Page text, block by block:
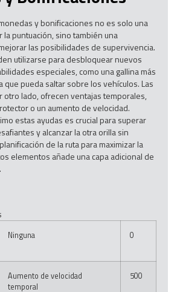
y bonificaciones no es solo una
la puntuación, sino también una
las posibilidades de supervivencia.
utilizarse para desbloquear nuevos
especiales, como una gallina más
que pueda saltar sobre los vehículos. Las
otro lado, ofrecen ventajas temporales,
o un aumento de velocidad.
estas ayudas es crucial para superar
y alcanzar la otra orilla sin
de la ruta para maximizar la
elementos añade una capa adicional de
Ninguna 0
Aumento de velocidad
temporal
500